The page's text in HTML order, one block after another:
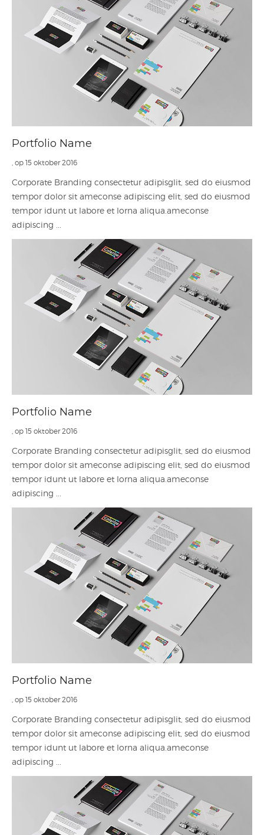
Portfolio Name
, op 15 oktober 2016
Corporate Branding consectetur adipisglit, sed do eiusmod
tempor dolor sit ameconse adipiscing elit, sed do eiusmod
tempor idunt ut labore et lorna aliqua.ameconse
adipiscing ...
Portfolio Name
, op 15 oktober 2016
Corporate Branding consectetur adipisglit, sed do eiusmod
tempor dolor sit ameconse adipiscing elit, sed do eiusmod
tempor idunt ut labore et lorna aliqua.ameconse
adipiscing ...
Portfolio Name
, op 15 oktober 2016
Corporate Branding consectetur adipisglit, sed do eiusmod
tempor dolor sit ameconse adipiscing elit, sed do eiusmod
tempor idunt ut labore et lorna aliqua.ameconse
adipiscing ...